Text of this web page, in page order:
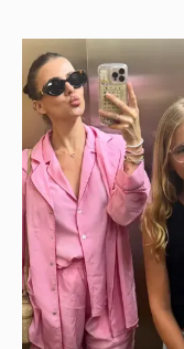
Внучки
отдыхают в
34